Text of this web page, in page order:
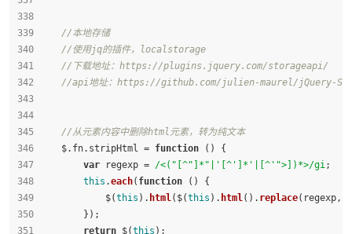
//本地存储
//使用jq的插件，localstorage
//下载地址：https://plugins.jquery.com/storageapi/
//api地址：https://github.com/julien-maurel/jQuery-
//从元素内容中删除html元素，转为纯文本
    $.fn.
stripHtml = function ( ) {
var regexp = /<("[^"]*"|'[^']*'|[^'">])*>/gi;
this .each( function ( ) {
            $(
this ). html($(this ). html(). replace(regexp,
        });
return $(this );